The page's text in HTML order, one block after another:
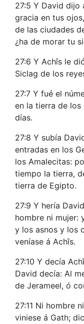
27:5 Y David dijo
gracia en tus
de las ciudades
¿ha de morar tu
27:6 Y Achîs le
Siclag de los
27:7 Y fué el
en la tierra de los
días.
27:8 Y subía
entradas en los
los Amalecitas:
tiempo la tierra,
tierra de Egipto.
27:9 Y hería
hombre ni mujer:
y los asnos y los
veníase á Achîs.
27:10 Y decía
David decía: Al
de Jerameel, ó
27:11 Ni hombre
viniese á Gath;